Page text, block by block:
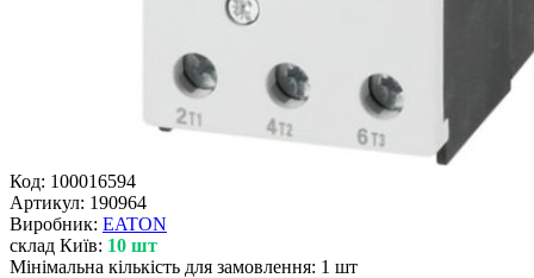
Код: 100016594
Артикул: 190964
Виробник: EATON
склад Київ: 10 шт
Мінімальна кількість для замовлення: 1 шт